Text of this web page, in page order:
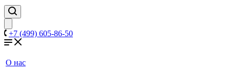
+7 (499) 605-86-50
О нас